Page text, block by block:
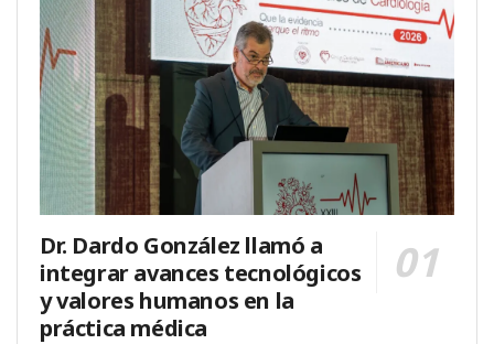
Dr. Dardo González llamó a
integrar avances tecnológicos
y valores humanos en la
práctica médica